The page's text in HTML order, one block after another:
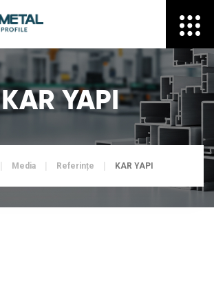
KAR YAPI
Media Referințe KAR YAPI